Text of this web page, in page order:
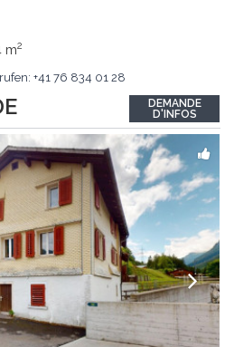
m2
+41 76 834 01 28
DEMANDE
D'INFOS